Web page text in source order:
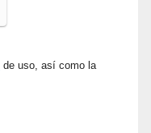
de uso, así como la